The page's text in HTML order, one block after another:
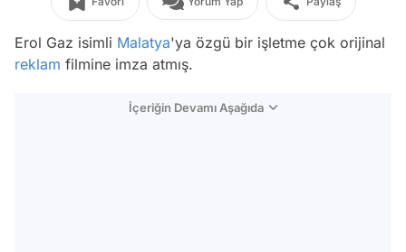
Erol Gaz isimli Malatya'ya özgü bir işletme çok orijinal
reklam filmine imza atmış.
İçeriğin Devamı Aşağıda